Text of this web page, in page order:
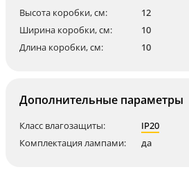
Высота коробки, см:
12
Ширина коробки, см:
10
Длина коробки, см:
10
Дополнительные параметры
Класс влагозащиты:
IP20
Комплектация лампами:
да